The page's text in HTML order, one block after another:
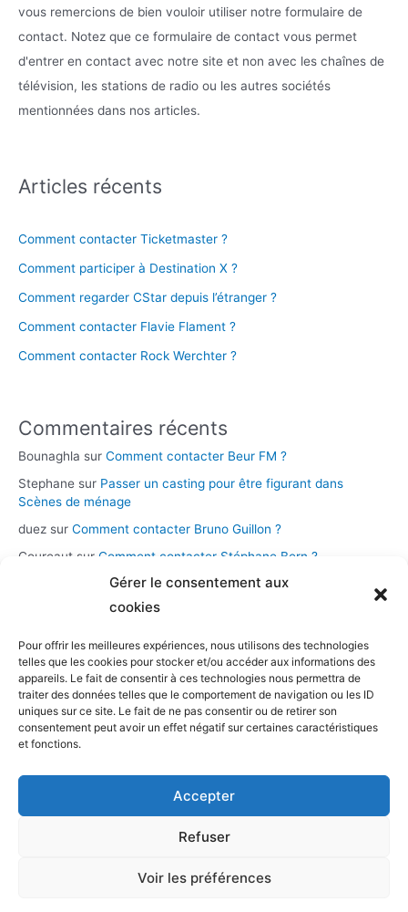
Gérer le consentement aux
cookies
Pour offrir les meilleures expériences, nous utilisons des technologies
telles que les cookies pour stocker et/ou accéder aux informations des
appareils. Le fait de consentir à ces technologies nous permettra de
traiter des données telles que le comportement de navigation ou les ID
uniques sur ce site. Le fait de ne pas consentir ou de retirer son
consentement peut avoir un effet négatif sur certaines caractéristiques
et fonctions.
Accepter
Refuser
Voir les préférences
vous remercions de bien vouloir utiliser notre formulaire de
contact. Notez que ce formulaire de contact vous permet
d'entrer en contact avec notre site et non avec les chaînes de
télévision, les stations de radio ou les autres sociétés
mentionnées dans nos articles.
Articles récents
Comment contacter Ticketmaster ?
Comment participer à Destination X ?
Comment regarder CStar depuis l’étranger ?
Comment contacter Flavie Flament ?
Comment contacter Rock Werchter ?
Commentaires récents
Bounaghla sur Comment contacter Beur FM ?
Stephane sur Passer un casting pour être figurant dans
Scènes de ménage
duez sur Comment contacter Bruno Guillon ?
Coureaut sur Comment contacter Stéphane Bern ?
Comment contacter la chaîne Novo 19 ?
Catégories
Assistance et démarches
Casting et participation
Musique et streaming
Copyright © 2026 TV production |Contacter tv-production